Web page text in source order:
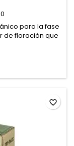
0
para la fase
de floración que
mejora la
de la planta.
favorite_border